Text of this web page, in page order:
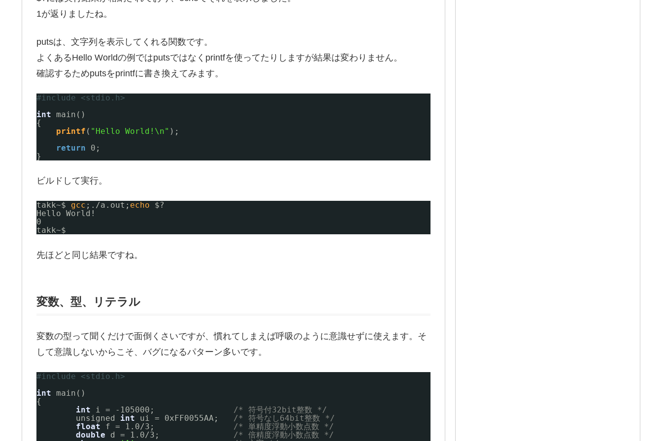
1が返りましたね。
putsは、文字列を表示してくれる関数です。
よくあるHello Worldの例ではputsではなくprintfを使ってたりしますが結果は変わりません。
確認するためputsをprintfに書き換えてみます。
#include <stdio.h>
int
main()
{
printf ( "Hello World!\n" );
return
0;
}
ビルドして実行。
takk~$ gcc ;. /a .out; echo
$?
Hello World!
0
takk~$
先ほどと同じ結果ですね。
変数、型、リテラル
変数の型って聞くだけで面倒くさいですが、慣れてしまえば呼吸のように意識せずに使えます。そ
して意識しないからこそ、バグになるパターン多いです。
#include <stdio.h>
int
main()
{
int
i = -105000; /* 符号付32bit整数 */
unsigned int ui = 0xFF0055AA; /* 符号なし64bit整数 */
float
f = 1.0/3; /* 単精度浮動小数点数 */
double
d = 1.0/3; /* 倍精度浮動小数点数 */